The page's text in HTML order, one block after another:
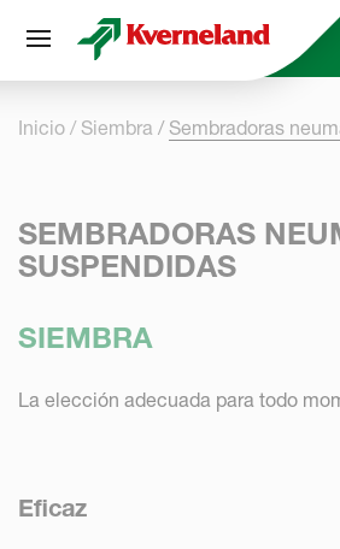
Skip to
Inicio Siembra Sembradoras
SEMBRADORAS
SUSPENDIDAS
SIEMBRA
La elección adecuada para todo
Eficaz
Panel de gestión de cookies